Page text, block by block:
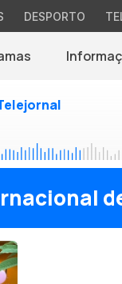
DESPORTO